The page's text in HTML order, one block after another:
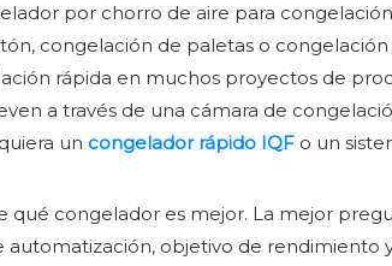
por chorro de aire para
congelación de paletas o
rápida en muchos proyectos de
a través de una cámara de
un congelador rápido IQF o un
congelador es mejor. La mejor
automatización, objetivo de